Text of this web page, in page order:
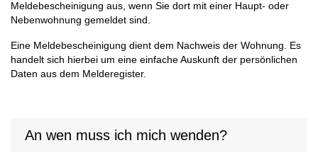
Meldebescheinigung aus, wenn Sie dort mit einer Haupt- oder
Nebenwohnung gemeldet sind.
Eine Meldebescheinigung dient dem Nachweis der Wohnung. Es
handelt sich hierbei um eine einfache Auskunft der persönlichen
Daten aus dem Melderegister.
An wen muss ich mich wenden?